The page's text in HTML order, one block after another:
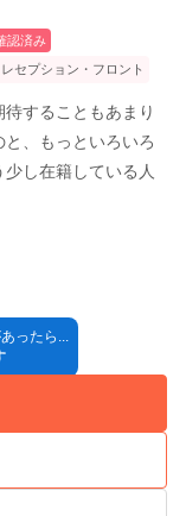
認済み
セプション・フロント
することもあまり
、もっといろいろ
し在籍している人
ったら...